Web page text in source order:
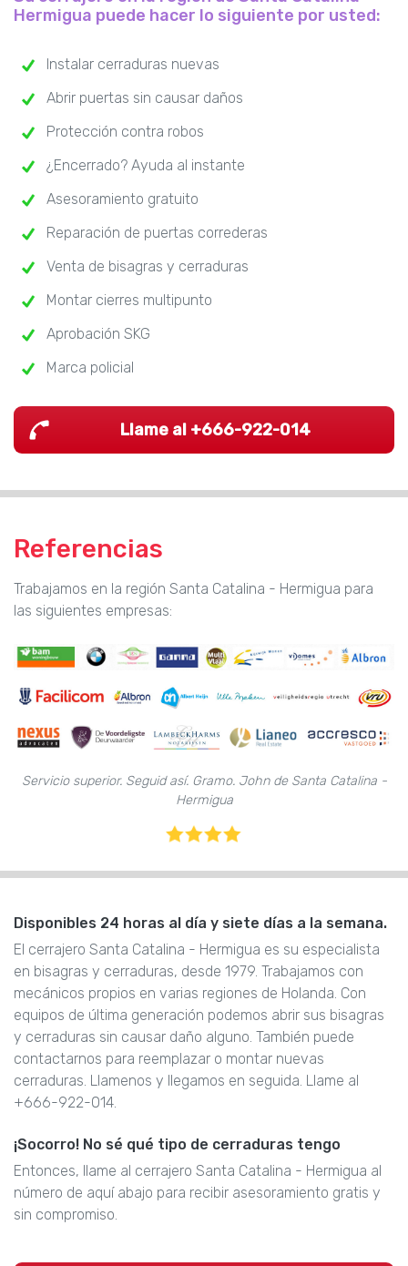
Hermigua puede hacer lo siguiente por usted:
Instalar cerraduras nuevas
Abrir puertas sin causar daños
Protección contra robos
¿Encerrado? Ayuda al instante
Asesoramiento gratuito
Reparación de puertas correderas
Venta de bisagras y cerraduras
Montar cierres multipunto
Aprobación SKG
Marca policial
Llame al +666-922-014
Referencias
Trabajamos en la región Santa Catalina - Hermigua para
las siguientes empresas:
Servicio superior. Seguid así. Gramo. John de Santa Catalina -
Hermigua
Disponibles 24 horas al día y siete días a la semana.
El cerrajero Santa Catalina - Hermigua es su especialista
en bisagras y cerraduras, desde 1979. Trabajamos con
mecánicos propios en varias regiones de Holanda. Con
equipos de última generación podemos abrir sus bisagras
y cerraduras sin causar daño alguno. También puede
contactarnos para reemplazar o montar nuevas
cerraduras. Llamenos y llegamos en seguida. Llame al
+666-922-014.
¡Socorro! No sé qué tipo de cerraduras tengo
Entonces, llame al cerrajero Santa Catalina - Hermigua al
número de aquí abajo para recibir asesoramiento gratis y
sin compromiso.